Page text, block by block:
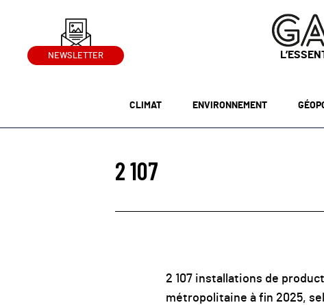
NEWSLETTER
CLIMAT ENVIRONNEMENT
2 107
2 107 installations de
métropolitaine à fin 2025,